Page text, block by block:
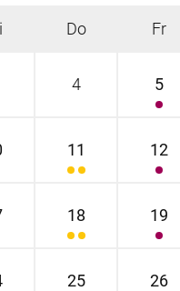
Do Fr
4 5
11 12
18 19
25 26